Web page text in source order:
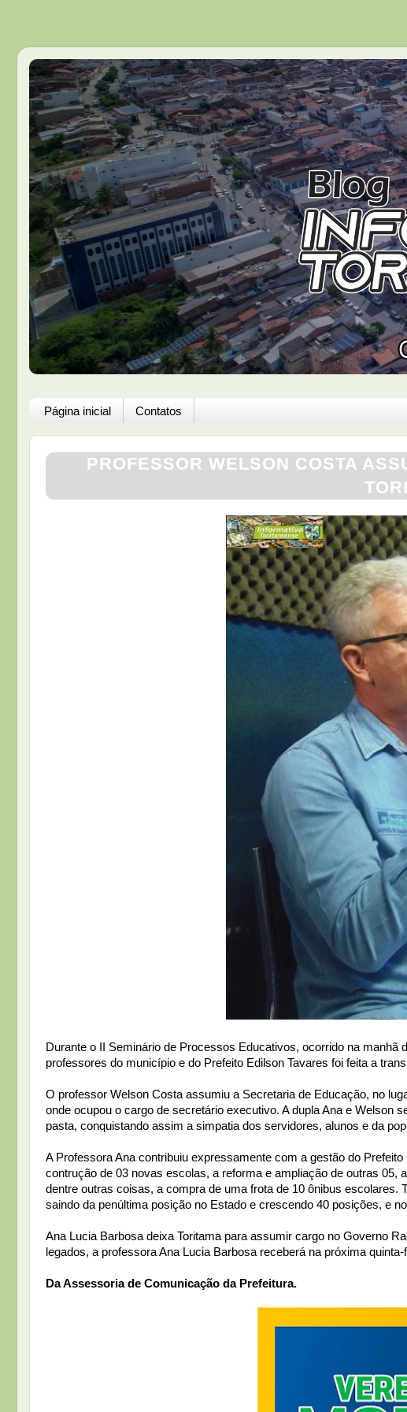
Página inicial Contatos
PROFESSOR WELSON COSTA
Durante o II Seminário de Processos Educativos, ocorrido na
professores do município e do Prefeito Edilson Tavares foi feita a
O professor Welson Costa assumiu a Secretaria de Educação, no
onde ocupou o cargo de secretário executivo. A dupla Ana e Welson
pasta, conquistando assim a simpatia dos servidores, alunos e da
A Professora Ana contribuiu expressamente com a gestão do
contrução de 03 novas escolas, a reforma e ampliação de outras
dentre outras coisas, a compra de uma frota de 10 ônibus
saindo da penúltima posição no Estado e crescendo 40 posições, e
Ana Lucia Barbosa deixa Toritama para assumir cargo no Governo
legados, a professora Ana Lucia Barbosa receberá na próxima
Da Assessoria de Comunicação da Prefeitura.